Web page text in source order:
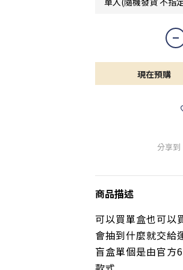
現在預購
分享到
商品描述
可以買單盒也可以
會抽到什麼就交給
盲盒單個是由官方